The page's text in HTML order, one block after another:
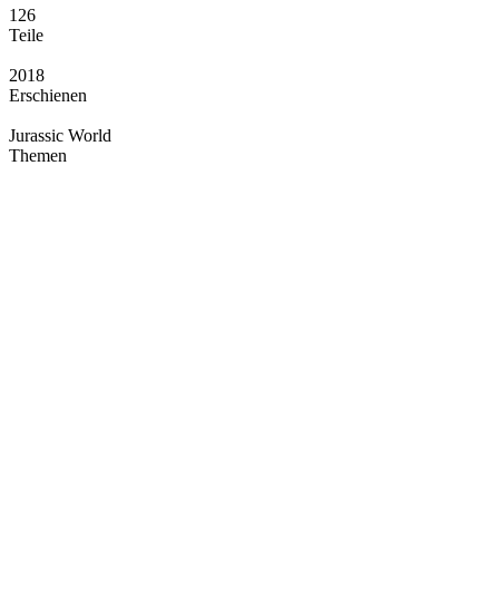
126
Teile
2018
Erschienen
Jurassic World
Themen